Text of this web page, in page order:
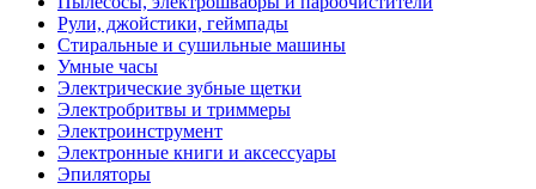
Рули, джойстики, геймпады
Стиральные и сушильные машины
Умные часы
Электрические зубные щетки
Электробритвы и триммеры
Электроинструмент
Электронные книги и аксессуары
Эпиляторы